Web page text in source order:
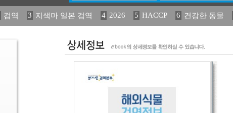
검역 3 지색마 일본 검역 4 2026 5 HACCP 6 건강한 동물
12 중독성 식물 도감 13 媛 異 14 (2013년도) 식 15 구제역